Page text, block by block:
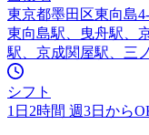
東京都墨田区東向島
東向島駅、曳舟駅、
駅、京成関屋駅、三
シフト
1日2時間 週3日から